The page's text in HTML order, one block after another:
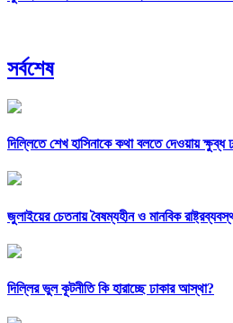
সর্বশেষ
দিল্লিতে শেখ হাসিনাকে কথা বলতে দেওয়ায় ক্ষুব্ধ
জুলাইয়ের চেতনায় বৈষম্যহীন ও মানবিক
দিল্লির ভুল কূটনীতি কি হারাচ্ছে ঢাকার আস্থা?